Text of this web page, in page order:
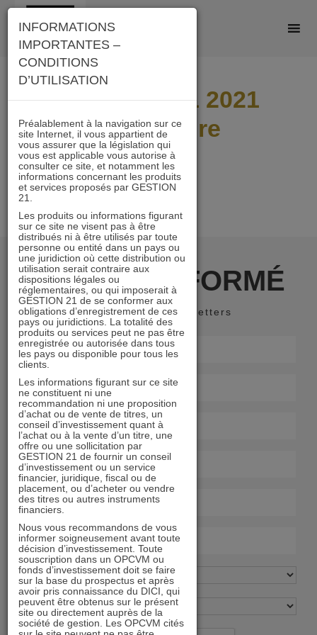
Skip
content
ACTIONS 21 2021
couverture
RESTER INFORMÉ
Recevoir nos newsletters
INFORMATIONS
IMPORTANTES –
CONDITIONS
D’UTILISATION
Préalablement à la navigation sur ce
site Internet, il vous appartient de
vous assurer que la législation qui
vous est applicable vous autorise à
consulter ce site, et notamment les
informations concernant les produits
et services proposés par GESTION
21.
Les produits ou informations figurant
sur ce site ne visent pas à être
distribués ni à être utilisés par toute
personne ou entité dans un pays ou
une juridiction où cette distribution ou
utilisation serait contraire aux
dispositions légales ou
réglementaires, ou qui imposerait à
GESTION 21 de se conformer aux
obligations d’enregistrement de ces
pays ou juridictions. La totalité des
produits ou services peut ne pas être
enregistrée ou autorisée dans tous
les pays ou disponible pour tous les
clients.
Les informations figurant sur ce site
ne constituent ni une
recommandation ni une proposition
d’achat ou de vente de titres, un
conseil d’investissement quant à
l’achat ou à la vente d’un titre, une
offre ou une sollicitation par
GESTION 21 de fournir un conseil
d’investissement ou un service
financier, juridique, fiscal ou de
placement, ou d’acheter ou vendre
des titres ou autres instruments
financiers.
Nous vous recommandons de vous
informer soigneusement avant toute
décision d’investissement. Toute
souscription dans un OPCVM ou
fonds d’investissement doit se faire
sur la base du prospectus et après
avoir pris connaissance du DICI, qui
peuvent être obtenus sur le présent
site ou directement auprès de la
société de gestion. Les OPCVM cités